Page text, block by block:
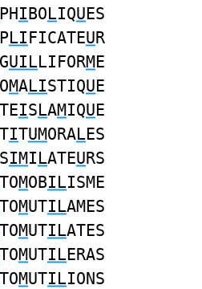
PHIBOLIQUES
PLIFICATEUR
UILLIFORME
MALISTIQUE
ISLAMIQUE
ITUMORALES
IMILATEURS
TOMOBILISME
TOMUTILAMES
TOMUTILATES
TOMUTILERAS
TOMUTILIONS